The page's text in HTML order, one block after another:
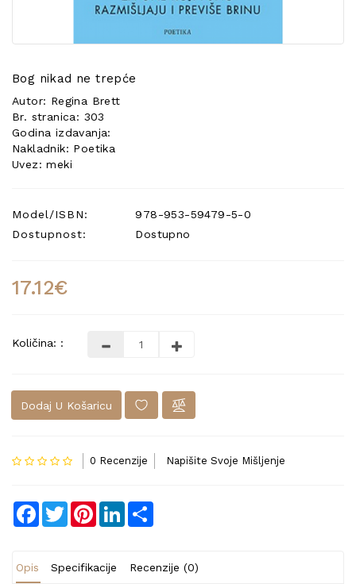
Bog nikad ne trepće
Autor: Regina Brett
Br. stranica: 303
Godina izdavanja:
Nakladnik: Poetika
Uvez: meki
Model/ISBN:
978-953-59479-5-0
Dostupnost:
Dostupno
17.12€
Količina: :
Dodaj U Košaricu
0 Recenzije Napišite Svoje Mišljenje
Facebook
TwitterPinterestLinkedIn
Opis Specifikacije Recenzije (0)